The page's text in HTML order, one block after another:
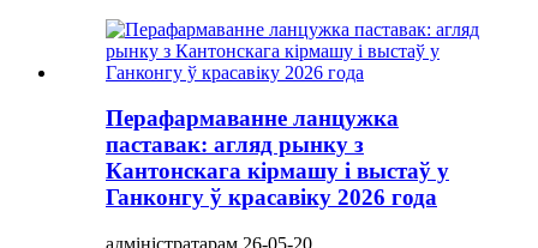
Перафармаванне ланцужка
паставак: агляд рынку з
Кантонскага кірмашу і выстаў у
Ганконгу ў красавіку 2026 года
адміністратарам 26-05-20